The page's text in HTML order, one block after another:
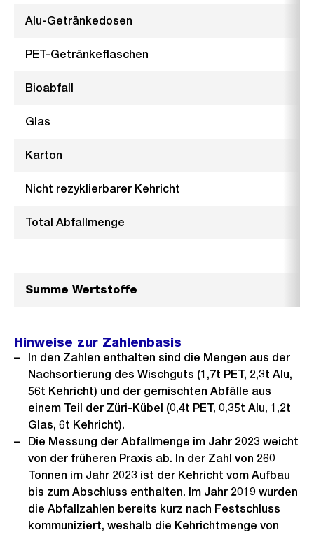
Alu-Getränkedosen
PET-Getränkeflaschen
Bioabfall
Glas
Karton
Nicht rezyklierbarer Kehricht
Total Abfallmenge
Summe Wertstoffe
Hinweise zur Zahlenbasis
In den Zahlen enthalten sind die Mengen aus der
Nachsortierung des Wischguts (1,7t PET, 2,3t Alu,
56t Kehricht) und der gemischten Abfälle aus
einem Teil der Züri-Kübel (0,4t PET, 0,35t Alu, 1,2t
Glas, 6t Kehricht).
Die Messung der Abfallmenge im Jahr 2023 weicht
von der früheren Praxis ab. In der Zahl von 260
Tonnen im Jahr 2023 ist der Kehricht vom Aufbau
bis zum Abschluss enthalten. Im Jahr 2019 wurden
die Abfallzahlen bereits kurz nach Festschluss
kommuniziert, weshalb die Kehrichtmenge von